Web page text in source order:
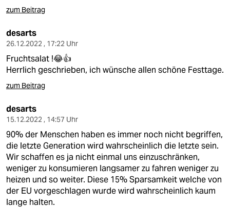
zum Beitrag
desarts
26.12.2022 , 17:22 Uhr
Fruchtsalat !😂👍
Herrlich geschrieben, ich wünsche allen schöne Festtage.
zum Beitrag
desarts
15.12.2022 , 14:57 Uhr
90% der Menschen haben es immer noch nicht begriffen,
die letzte Generation wird wahrscheinlich die letzte sein.
Wir schaffen es ja nicht einmal uns einzuschränken,
weniger zu konsumieren langsamer zu fahren weniger zu
heizen und so weiter. Diese 15% Sparsamkeit welche von
der EU vorgeschlagen wurde wird wahrscheinlich kaum
lange halten.